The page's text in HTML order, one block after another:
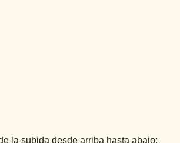
la subida desde arriba hasta abajo: